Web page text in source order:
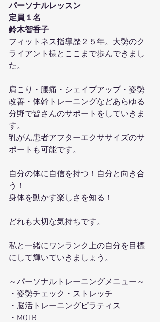
パーソナルレッスン
定員１名
鈴木智香子
フィットネス指導歴２５年。大勢のク
ライアント様とここまで歩んできまし
た。
肩こり・腰痛・シェイプアップ・姿勢
改善・体幹トレーニングなどあらゆる
分野で皆さんのサポートをしていきま
す。
乳がん患者アフターエクササイズのサ
ポートも可能です。
自分の体に自信を持つ！自分と向き合
う！
身体を動かす楽しさを知る！
どれも大切な気持ちです。
私と一緒にワンランク上の自分を目標
にして輝いていきましょう。
～パーソナルトレーニングメニュー～
・姿勢チェック・ストレッチ
・脳活トレーニングピラティス
・MOTR